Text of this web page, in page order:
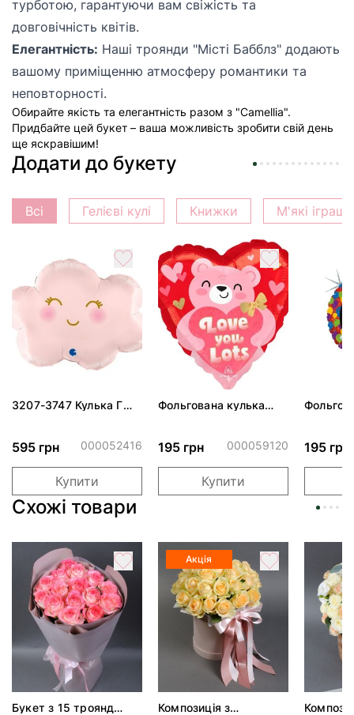
турботою, гарантуючи вам свіжість та
довговічність квітів.
Елегантність: Наші троянди "Місті Бабблз" додають
вашому приміщенню атмосферу романтики та
неповторності.
Обирайте якість та елегантність разом з "Camellia".
Придбайте цей букет – ваша можливість зробити свій день
ще яскравішим!
Додати до букету
Всі Гелієві кулі Книжки М'які
3207-3747 Кулька Г
595 грн 000052416
Купити
Фольгована кулька
195 грн 000059120
Купити
195 грн
Схожі товари
Букет з 15 троянд
Акція
Композиція з